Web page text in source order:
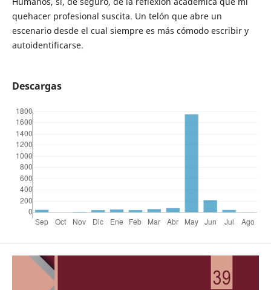
quehacer profesional suscita. Un telón que abre un
escenario desde el cual siempre es más cómodo escribir y
autoidentificarse.
Descargas